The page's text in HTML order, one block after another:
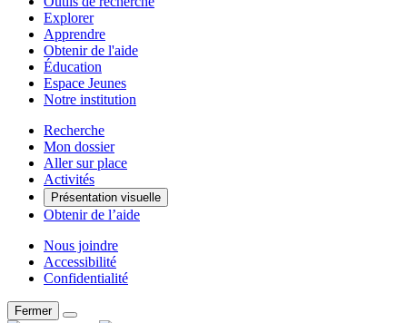
Explorer
Apprendre
Obtenir de l'aide
Éducation
Espace Jeunes
Notre institution
Recherche
Mon dossier
Aller sur place
Activités
Présentation visuelle
Obtenir de l’aide
Nous joindre
Accessibilité
Confidentialité
Fermer